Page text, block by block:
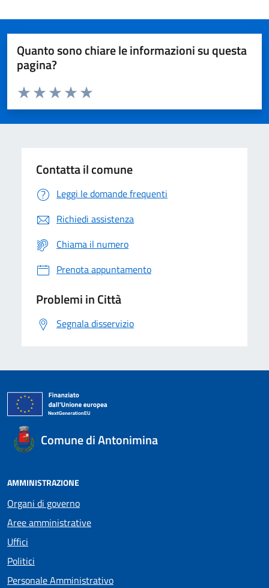
Quanto sono chiare le informazioni su questa
pagina?
Domanda
Valuta da 1 a 5 stelle la pagina
Valuta 5 stelle su 5
Valuta 4 stelle su 5
Valuta 3 stelle su 5
Valuta 2 stelle su 5
Valuta 1 stelle su 5
Contatta il comune
Leggi le domande frequenti
Richiedi assistenza
Chiama il numero
Prenota appuntamento
Problemi in Città
Segnala disservizio
Comune di Antonimina
AMMINISTRAZIONE
Organi di governo
Aree amministrative
Uffici
Politici
Personale Amministrativo